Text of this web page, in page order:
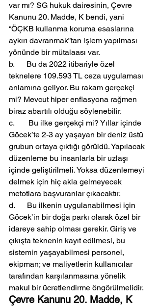
var mı? SG hukuk dairesinin, Çevre
Kanunu 20. Madde, K bendi, yani
“ÖÇKB kullanma koruma esaslarına
aykırı davranmak”tan işlem yapılması
yönünde bir mütalaası var.
b.      Bu da 2022 itibariyle özel
teknelere 109.593 TL ceza uygulaması
anlamına geliyor. Bu rakam gerçekçi
mi? Mevcut hiper enflasyona rağmen
biraz abartılı olduğu söylenebilir.
c.       Bu ilke gerçekçi mi? Yıllar içinde
Göcek’te 2-3 ay yaşayan bir deniz üstü
grubun ortaya çıktığı görüldü. Yapılacak
düzenleme bu insanlarla bir uzlaşı
içinde geliştirilmeli. Yoksa düzenlemeyi
delmek için hiç akla gelmeyecek
metotlara başvuranlar çıkacaktır.
d.      Bu ilkenin uygulanabilmesi için
Göcek’in bir doğa parkı olarak özel bir
idareye sahip olması gerekir. Giriş ve
çıkışta teknenin kayıt edilmesi, bu
sistemin yaşayabilmesi personel,
ekipman; ve maliyetlerin kullanıcılar
tarafından karşılanmasına yönelik
makul bir ücretlendirme öngörülmelidir.
Çevre Kanunu 20. Madde, K